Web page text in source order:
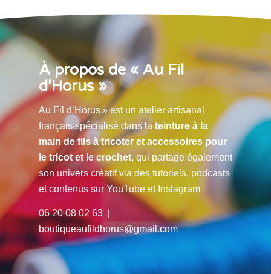
À propos de « Au Fil
d’Horus »
Au Fil d’Horus » est un atelier artisanal
français spécialisé dans la teinture à la
main de fils à tricoter et accessoires pour
le tricot et le crochet, qui partage également
son univers créatif via des tutoriels, podcasts
et contenus sur YouTube et Instagram
06 20 08 02 63 |
boutiqueaufildhorus@gmail.com